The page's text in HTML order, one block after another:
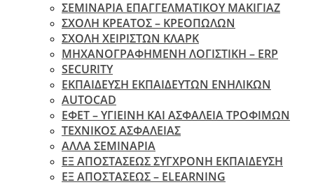
ΣΕΜΙΝΑΡΙΑ ΕΠΑΓΓΕΛΜΑΤΙΚΟΥ ΜΑΚΙΓΙΑΖ
ΣΧΟΛΗ ΚΡΕΑΤΟΣ – ΚΡΕΟΠΩΛΩΝ
ΣΧΟΛΗ ΧΕΙΡΙΣΤΩΝ ΚΛΑΡΚ
ΜΗΧΑΝΟΓΡΑΦΗΜΕΝΗ ΛΟΓΙΣΤΙΚΗ – ERP
SECURITY
ΕΚΠΑΙΔΕΥΣΗ ΕΚΠΑΙΔΕΥΤΩΝ ΕΝΗΛΙΚΩΝ
ΑUTOCAD
ΕΦΕΤ – ΥΓΙΕΙΝΗ ΚΑΙ ΑΣΦΑΛΕΙΑ ΤΡΟΦΙΜΩΝ
ΤΕΧΝΙΚΟΣ ΑΣΦΑΛΕΙΑΣ
ΆΛΛΑ ΣΕΜΙΝΑΡΙΑ
EΞ ΑΠΟΣΤΑΣΕΩΣ ΣΥΓΧΡΟΝΗ ΕΚΠΑΙΔΕΥΣΗ
ΕΞ ΑΠΟΣΤΑΣΕΩΣ – ELEARNING